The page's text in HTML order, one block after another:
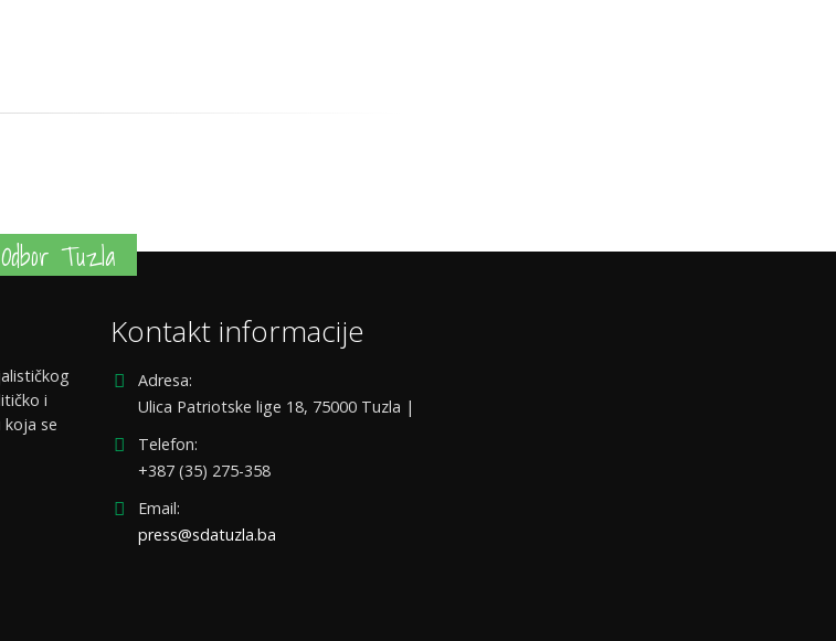
Tuzla
i
se
Kontakt informacije
Adresa:
Ulica Patriotske lige 18, 75000 Tuzla |
Telefon:
+387 (35) 275-358
Email:
press@sdatuzla.ba